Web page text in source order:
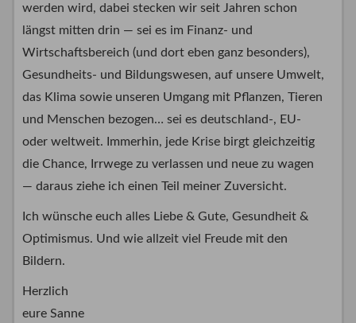
werden wird, dabei stecken wir seit Jahren schon
längst mitten drin — sei es im Finanz- und
Wirtschaftsbereich (und dort eben ganz besonders),
Gesundheits- und Bildungswesen, auf unsere Umwelt,
das Klima sowie unseren Umgang mit Pflanzen, Tieren
und Menschen bezogen… sei es deutschland-, EU-
oder weltweit. Immerhin, jede Krise birgt gleichzeitig
die Chance, Irrwege zu verlassen und neue zu wagen
— daraus ziehe ich einen Teil meiner Zuversicht.
Ich wünsche euch alles Liebe & Gute, Gesundheit &
Optimismus. Und wie allzeit viel Freude mit den
Bildern.
Herzlich
eure Sanne